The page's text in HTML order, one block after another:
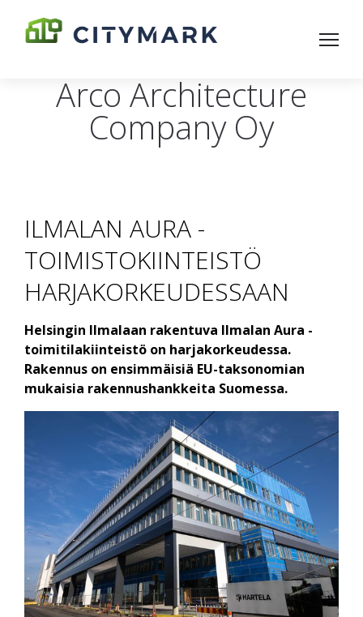
Arco Architecture
Company Oy
ILMALAN AURA -
TOIMISTOKIINTEISTÖ
HARJAKORKEUDESSAAN
Helsingin Ilmalaan rakentuva Ilmalan Aura -
toimitilakiinteistö on harjakorkeudessa.
Rakennus on ensimmäisiä EU-taksonomian
mukaisia rakennushankkeita Suomessa.